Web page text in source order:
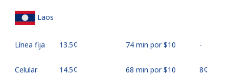
Laos
Línea fija ⁦13.5¢⁩ 74 min por ⁦$10⁩ -
Celular ⁦14.5¢⁩ 68 min por ⁦$10⁩ ⁦8¢⁩